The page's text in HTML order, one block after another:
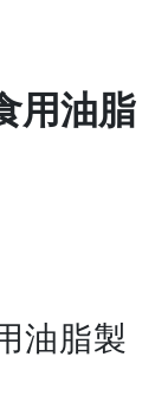
用油脂
油脂製